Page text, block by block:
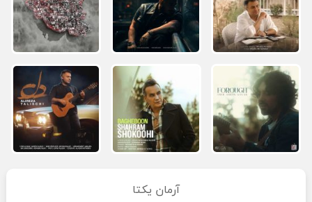
آرمان یکتا